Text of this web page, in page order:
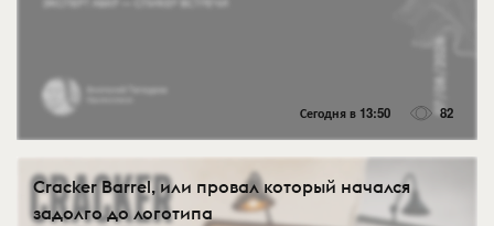
Сегодня в 13:50 82
Cracker Barrel, или провал который начался
задолго до логотипа